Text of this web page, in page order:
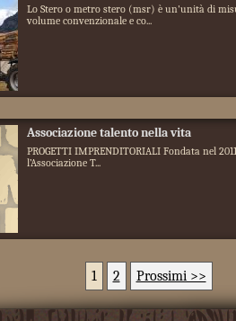
Lo Stero o metro stero (msr) è un'unità di
volume convenzionale e co...
Associazione talento nella vita
PROGETTI IMPRENDITORIALI Fondata nel
l’Associazione T...
1 2 Prossimi >>